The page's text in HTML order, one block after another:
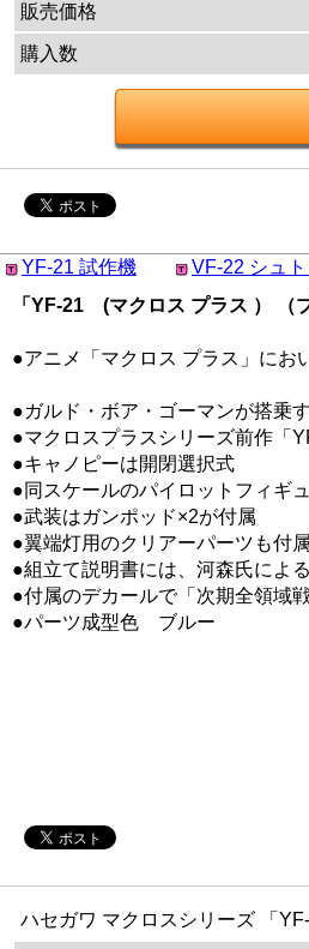
販売価格
購入数
YF-21 試作機 VF-22 シュ
「YF-21 (マクロス プラス ） （
●アニメ「マクロス プラス」にお
●ガルド・ボア・ゴーマンが搭乗
●マクロスプラスシリーズ前作「
●キャノピーは開閉選択式
●同スケールのパイロットフィギ
●武装はガンポッド×2が付属
●翼端灯用のクリアーパーツも付属
●組立て説明書には、河森氏によ
●付属のデカールで「次期全領域
●パーツ成型色 ブルー
ハセガワ マクロスシリーズ 「